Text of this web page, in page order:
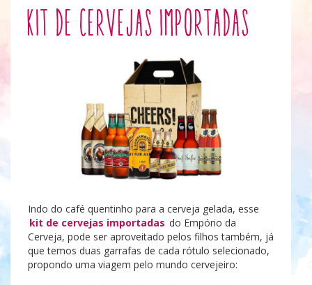
Kit de Cervejas Importadas
Indo do café quentinho para a cerveja gelada, esse
kit de cervejas importadas do Empório da
Cerveja, pode ser aproveitado pelos filhos também, já
que temos duas garrafas de cada rótulo selecionado,
propondo uma viagem pelo mundo cervejeiro: